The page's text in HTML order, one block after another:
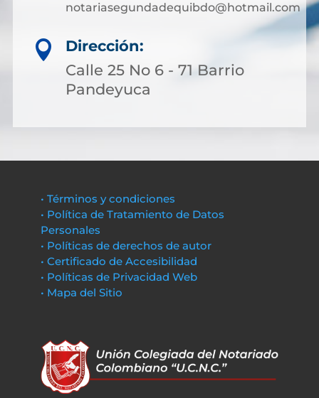
notariasegundadequibdo@hotmail.com

Dirección:
Calle 25 No 6 - 71 Barrio
Pandeyuca
• Términos y condiciones
• Política de Tratamiento de Datos
Personales
• Políticas de derechos de autor
• Certificado de Accesibilidad
• Políticas de Privacidad Web
• Mapa del Sitio